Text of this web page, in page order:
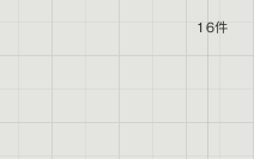
16件